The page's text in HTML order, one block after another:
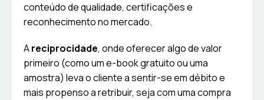
conteúdo de qualidade, certificações e
reconhecimento no mercado.
Areciprocidade, onde oferecer algo de valor
primeiro (como um e-book gratuito ou uma
amostra) leva o cliente a sentir-se em débito e
mais propenso a retribuir, seja com uma compra